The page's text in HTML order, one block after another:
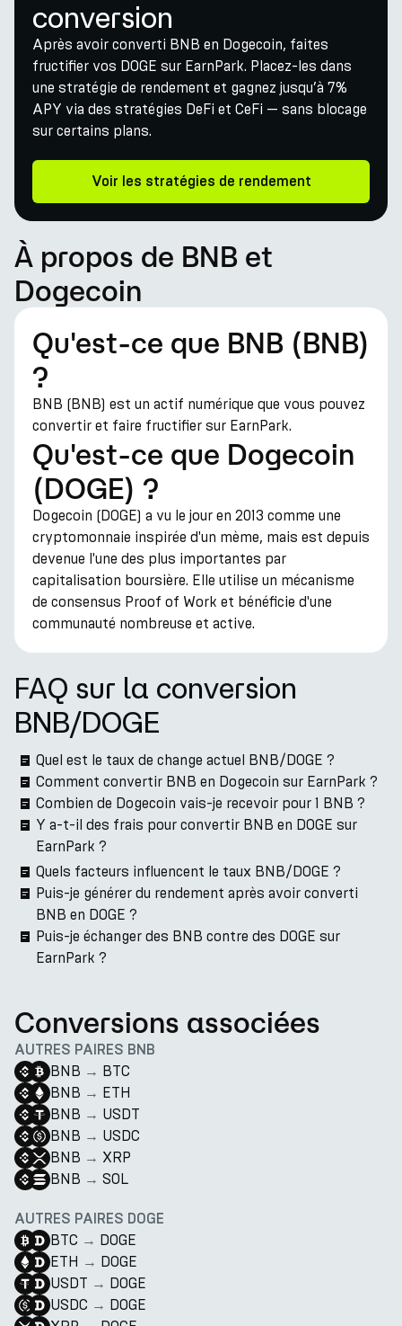
conversion
Après avoir converti BNB en Dogecoin, faites
fructifier vos DOGE sur EarnPark. Placez-les dans
une stratégie de rendement et gagnez jusqu’à 7%
APY via des stratégies DeFi et CeFi — sans blocage
sur certains plans.
Voir les stratégies de rendement
À propos de BNB et
Dogecoin
Qu'est-ce que BNB (BNB)
?
BNB (BNB) est un actif numérique que vous pouvez
convertir et faire fructifier sur EarnPark.
Qu'est-ce que Dogecoin
(DOGE) ?
Dogecoin (DOGE) a vu le jour en 2013 comme une
cryptomonnaie inspirée d'un mème, mais est depuis
devenue l'une des plus importantes par
capitalisation boursière. Elle utilise un mécanisme
de consensus Proof of Work et bénéficie d'une
communauté nombreuse et active.
FAQ sur la conversion
BNB/DOGE
Quel est le taux de change actuel BNB/DOGE ?
Comment convertir BNB en Dogecoin sur EarnPark ?
Combien de Dogecoin vais-je recevoir pour 1 BNB ?
Y a-t-il des frais pour convertir BNB en DOGE sur
EarnPark ?
Quels facteurs influencent le taux BNB/DOGE ?
Puis-je générer du rendement après avoir converti
BNB en DOGE ?
Puis-je échanger des BNB contre des DOGE sur
EarnPark ?
Conversions associées
AUTRES PAIRES BNB
BNB → BTC
BNB → ETH
BNB → USDT
BNB → USDC
BNB → XRP
BNB → SOL
AUTRES PAIRES DOGE
BTC → DOGE
ETH → DOGE
USDT → DOGE
USDC → DOGE